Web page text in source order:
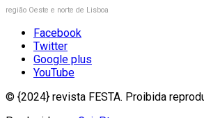
região Oeste e norte de Lisboa
Facebook
Twitter
Google plus
YouTube
© {2024} revista FESTA. Proibida